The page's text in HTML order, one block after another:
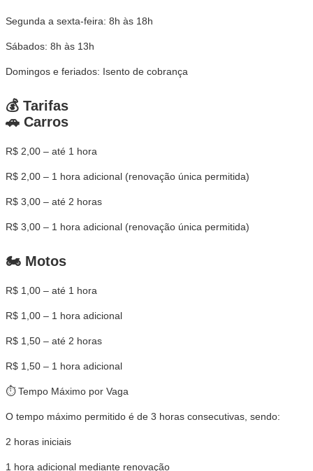
Segunda a sexta-feira: 8h às 18h
Sábados: 8h às 13h
Domingos e feriados: Isento de cobrança
💰 Tarifas
🚗 Carros
R$ 2,00 – até 1 hora
R$ 2,00 – 1 hora adicional (renovação única permitida)
R$ 3,00 – até 2 horas
R$ 3,00 – 1 hora adicional (renovação única permitida)
🏍 Motos
R$ 1,00 – até 1 hora
R$ 1,00 – 1 hora adicional
R$ 1,50 – até 2 horas
R$ 1,50 – 1 hora adicional
⏱ Tempo Máximo por Vaga
O tempo máximo permitido é de 3 horas consecutivas, sendo:
2 horas iniciais
1 hora adicional mediante renovação